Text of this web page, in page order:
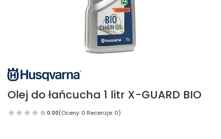
Olej do łańcucha 1 litr X-GUARD BIO
0.00(Oceny: 0 Recenzje: 0)